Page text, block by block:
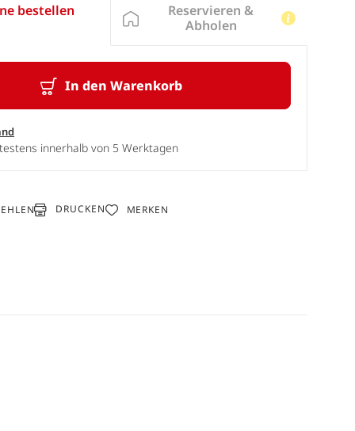
bestellen
In den Warenkorb
innerhalb von 5 Werktagen
Reservieren &
Abholen
DRUCKEN MERKEN